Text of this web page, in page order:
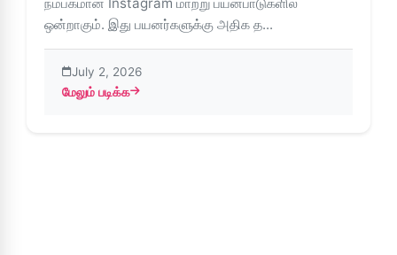
ஒன்றாகும். இது பயனர்களுக்கு அதிக த...
July 2, 2026
மேலும் படிக்க
about Instander APK – நிறுவல் சிக்கல்களை